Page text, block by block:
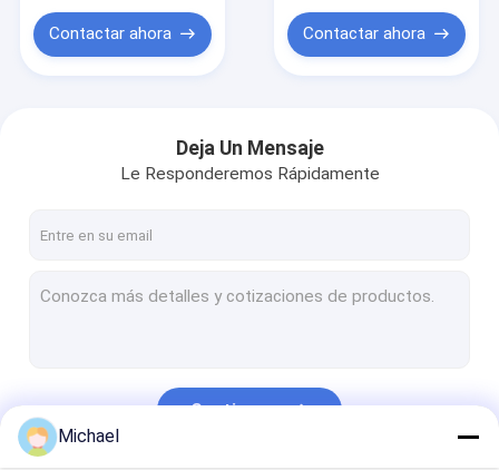
Sobre nosotros
AC380V AC220V 1 ~
10cm máquina de
Contactar ahora
cable de cable
eléctrico
transportadora
Contactar ahora
Deja Un Mensaje
Le Responderemos Rápidamente
Continuar
Michael